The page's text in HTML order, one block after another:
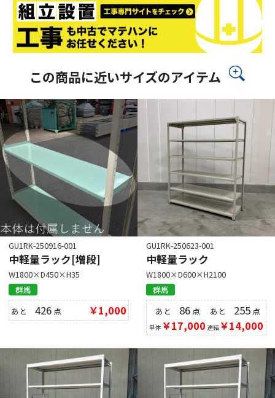
この商品に近いサイズのアイテム
GU1RK-250916-001
中軽量ラック[増段]
W1800×D450×H35
群馬
あと426 点 ￥1,000
GU1RK-250623-001
中軽量ラック
W1800×D600×H2100
群馬
あと 86点
単体 ￥17,000
あと 255点
連結￥14,000